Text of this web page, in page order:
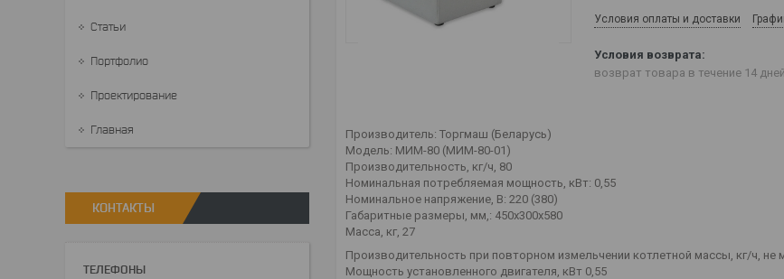
Условия оплаты и доставки
возврат товара в течение 14 дней
Производитель: Торгмаш (Беларусь)
Модель: МИМ-80 (МИМ-80-01)
Производительность, кг/ч, 80
Номинальная потребляемая мощность, кВт: 0,55
Номинальное напряжение, В: 220 (380)
Габаритные размеры, мм,: 450х300х580
Масса, кг, 27
Производительность при повторном измельчении котлетной массы, кг/ч, не
Мощность установленного двигателя, кВт 0,55
Статьи
Портфолио
Проектирование
Главная
КОНТАКТЫ